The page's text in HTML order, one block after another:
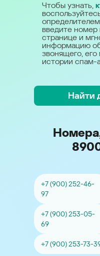
Чтобы узнать,
введите
странице и
информацию
звонящего,
истории спам-
Найти
+7 (900) 252-46-
97
+7 (900) 253-05-
69
+7 (900) 253-73-